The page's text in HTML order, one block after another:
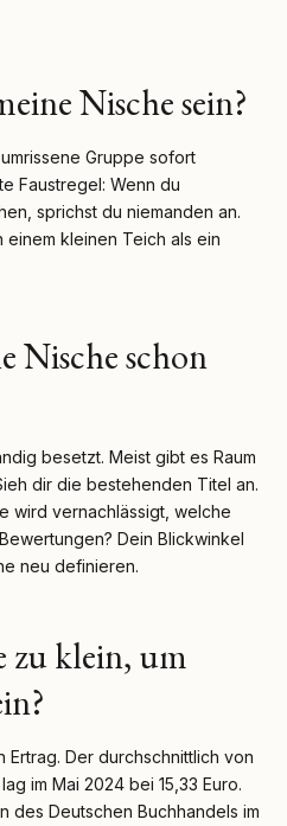
Nische sein?
Gruppe sofort
Faustregel: Wenn du
sprichst du niemanden an.
kleinen Teich als ein
Nische schon
besetzt. Meist gibt es Raum
dir die bestehenden Titel an.
wird vernachlässigt, welche
Dein Blickwinkel
neu definieren.
zu klein, um
Ertrag. Der durchschnittlich von
im Mai 2024 bei 15,33 Euro.
des Deutschen Buchhandels im